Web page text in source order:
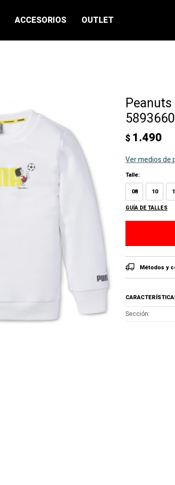
ACCESORIOS OUTLET
Peanuts
$ 1.490
Ver medios de
Talle:
08
10
GUÍA DE TALLES
Métodos y
Sección